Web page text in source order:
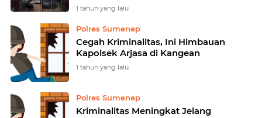
1 tahun yang lalu
Polres Sumenep
Cegah Kriminalitas, Ini Himbauan
Kapolsek Arjasa di Kangean
1 tahun yang lalu
Polres Sumenep
Kriminalitas Meningkat Jelang